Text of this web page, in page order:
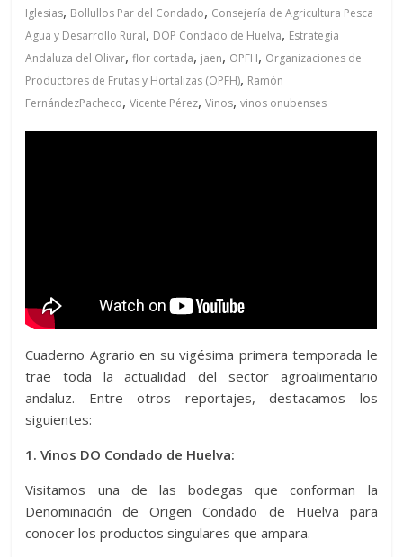
Iglesias, Bollullos Par del Condado, Consejería de Agricultura Pesca
Agua y Desarrollo Rural, DOP Condado de Huelva, Estrategia
Andaluza del Olivar,flor cortada, jaen, OPFH, Organizaciones de
Productores de Frutas y Hortalizas (OPFH), Ramón
FernándezPacheco,Vicente Pérez,Vinos,vinos onubenses
Cuaderno Agrario en su vigésima primera temporada le
trae toda la actualidad del sector agroalimentario
andaluz. Entre otros reportajes, destacamos los
siguientes:
1. Vinos DO Condado de Huelva:
Visitamos una de las bodegas que conforman la
Denominación de Origen Condado de Huelva para
conocer los productos singulares que ampara.